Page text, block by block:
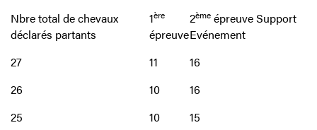
Nbre total de chevaux
déclarés partants
1ère
épreuve
2ème épreuve Support
Evénement
27
11
16
26
10
16
25
10
15